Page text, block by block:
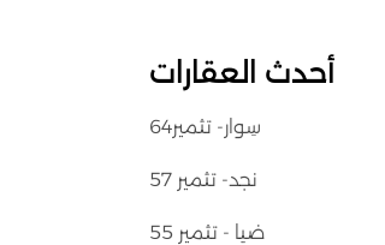
أحدث العقارات
​سِوار- تثمير64
​نجد- تثمير 57
​ضيا - تثمير 55